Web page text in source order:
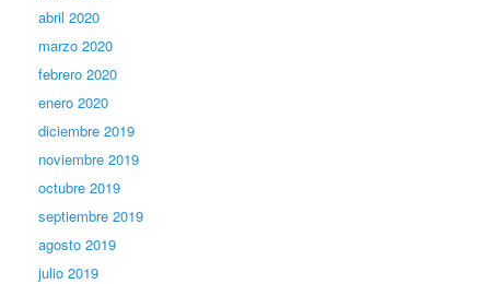
abril 2020
marzo 2020
febrero 2020
enero 2020
diciembre 2019
noviembre 2019
octubre 2019
septiembre 2019
agosto 2019
julio 2019